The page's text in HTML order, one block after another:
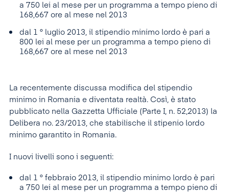
a 750 lei al mese per un programma a tempo pieno di
168,667 ore al mese nel 2013
dal 1 ° luglio 2013, il stipendio minimo lordo è pari a
800 lei al mese per un programma a tempo pieno di
168,667 ore al mese nel 2013
La recentemente discussa modifica del stipendio
minimo in Romania e diventata realtà. Così, è stato
pubblicato nella Gazzetta Ufficiale (Parte I, n. 52,2013) la
Delibera no. 23/2013, che stabilische il stipenio lordo
minimo garantito in Romania.
I nuovi livelli sono i seguenti:
dal 1 ° febbraio 2013, il stipendio minimo lordo è pari
a 750 lei al mese per un programma a tempo pieno di